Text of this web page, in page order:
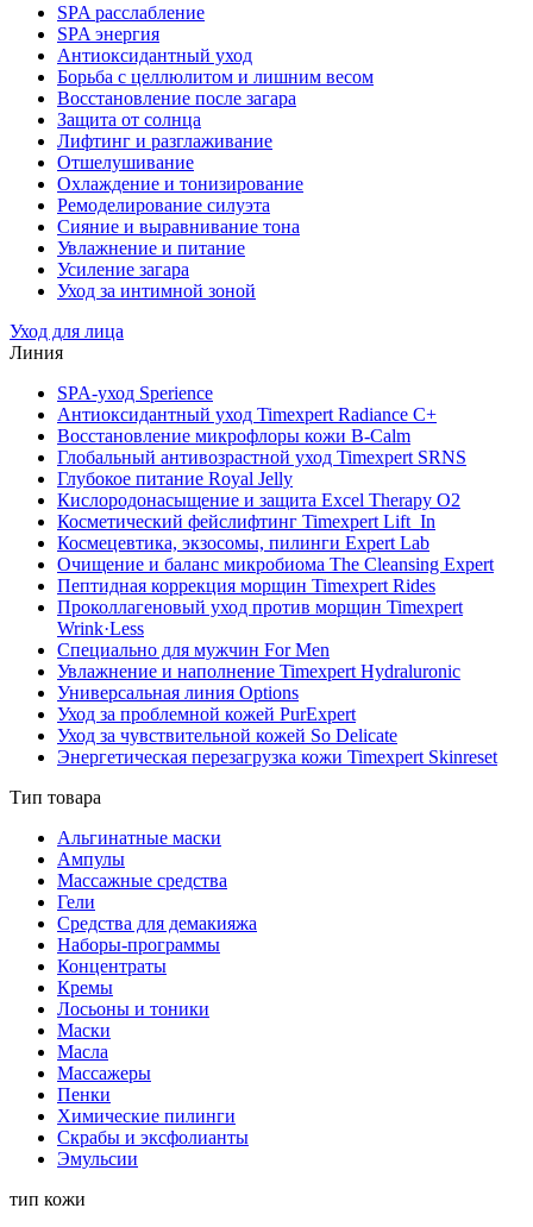
SPA расслабление
SPA энергия
Антиоксидантный уход
Борьба с целлюлитом и лишним весом
Восстановление после загара
Защита от солнца
Лифтинг и разглаживание
Отшелушивание
Охлаждение и тонизирование
Ремоделирование силуэта
Сияние и выравнивание тона
Увлажнение и питание
Усиление загара
Уход за интимной зоной
Уход для лица
Линия
SPA-уход Sperience
Антиоксидантный уход Timexpert Radiance C+
Восстановление микрофлоры кожи B-Calm
Глобальный антивозрастной уход Timexpert SRNS
Глубокое питание Royal Jelly
Кислородонасыщение и защита Excel Therapy O2
Косметический фейслифтинг Timexpert Lift_In
Космецевтика, экзосомы, пилинги Expert Lab
Очищение и баланс микробиома The Cleansing Expert
Пептидная коррекция морщин Timexpert Rides
Проколлагеновый уход против морщин Timexpert
Wrink·Less
Специально для мужчин For Men
Увлажнение и наполнение Timexpert Hydraluronic
Универсальная линия Options
Уход за проблемной кожей PurExpert
Уход за чувствительной кожей So Delicate
Энергетическая перезагрузка кожи Timexpert Skinreset
Тип товара
Альгинатные маски
Ампулы
Массажные средства
Гели
Средства для демакияжа
Наборы-программы
Концентраты
Кремы
Лосьоны и тоники
Маски
Масла
Массажеры
Пенки
Химические пилинги
Скрабы и эксфолианты
Эмульсии
тип кожи